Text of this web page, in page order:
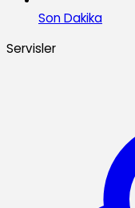
Son Dakika
Servisler